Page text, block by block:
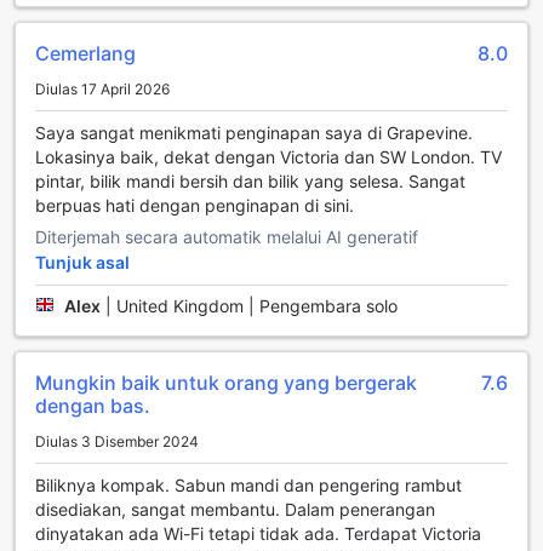
The Grapevine Hotel menawarkan pelbagai pilihan bilik
pengembara. Bagi mereka yang mencari keselesaan dan
privasi, Bilik Double Ensuite yang seluas 6 meter persegi
dengan 1 Katil Double adalah pilihan yang ideal. Untuk
keluarga atau rakan-rakan yang bercuti bersama, Bilik
Quad yang berukuran 8 meter persegi menyediakan 2 Katil
Single atau 1 Katil Double, menjadikannya ruang yang
sempurna untuk berkumpul. Bagi individu yang
mengutamakan kepraktisan, Bilik Single Ensuite seluas 5
meter persegi dengan 1 Katil Single menawarkan suasana
yang tenang dan selesa. Bagi kumpulan kecil, Bilik Triple
Ensuite yang luas 8 meter persegi dengan pilihan 5 Katil
keselesaan untuk menikmati percutian mereka. Setiap bilik
di The Grapevine Hotel direka untuk memberikan
pengalaman penginapan yang menyenangkan dan
memuaskan.
Westminster, sebuah kawasan yang kaya dengan sejarah
dan budaya, terletak di jantung London, United Kingdom.
Cemerlang 8.0
Diulas 17 April 2026
Saya sangat menikmati penginapan saya di Grapevine.
Lokasinya baik, dekat dengan Victoria dan SW London. TV
pintar, bilik mandi bersih dan bilik yang selesa. Sangat
berpuas hati dengan penginapan di sini.
Diterjemah secara automatik melalui AI generatif
Tunjuk asal
Alex United Kingdom | Pengembara solo
Mungkin baik untuk orang yang bergerak
dengan bas.
7.6
Diulas 3 Disember 2024
Biliknya kompak. Sabun mandi dan pengering rambut
disediakan, sangat membantu. Dalam penerangan
dinyatakan ada Wi-Fi tetapi tidak ada. Terdapat Victoria